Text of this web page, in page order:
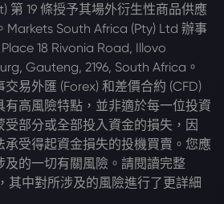
第 19 條授予其場外衍生性商品供應
Markets South Africa (Pty) Ltd 辦事
18 Rivonia Road, Illovo
Gauteng, 2196, South Africa。
易外匯 (Forex) 和差價合約 (CFD)
有高風險特點，並非適於每一位投資
受部分或全部投入資金的損失，因
承受得起資金損失的投機買賣。您應
及的一切有關風險。請閱讀完整
，其中對所涉及的風險進行了更詳細